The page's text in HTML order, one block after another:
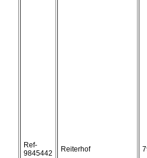
Ref-
9845442
Reiterhof